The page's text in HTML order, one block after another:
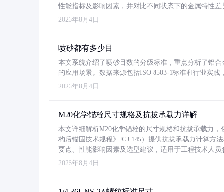
性能指标及影响因素，并对比不同状态下的金属特性差
2026年8月4日
喷砂都有多少目
本文系统介绍了喷砂目数的分级标准，重点分析了铝
的应用场景。数据来源包括ISO 8503-1标准和行业实践
2026年8月4日
M20化学锚栓尺寸规格及抗拔承载力详解
本文详细解析M20化学锚栓的尺寸规格和抗拔承载力
构后锚固技术规程》JGJ 145）提供抗拔承载力计算方
要点、性能影响因素及选型建议，适用于工程技术人员
2026年8月4日